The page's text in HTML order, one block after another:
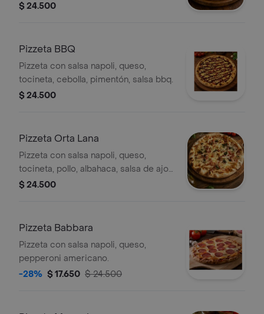
$ 24.500
Pizzeta BBQ
Pizzeta con salsa napoli, queso,
tocineta, cebolla, pimentón, salsa bbq.
$ 24.500
Pizzeta Orta Lana
Pizzeta con salsa napoli, queso,
tocineta, pollo, albahaca, salsa de ajo
en aceite de oliva.
$ 24.500
Pizzeta Babbara
Pizzeta con salsa napoli, queso,
pepperoni americano.
-28% $ 17.650 $ 24.500